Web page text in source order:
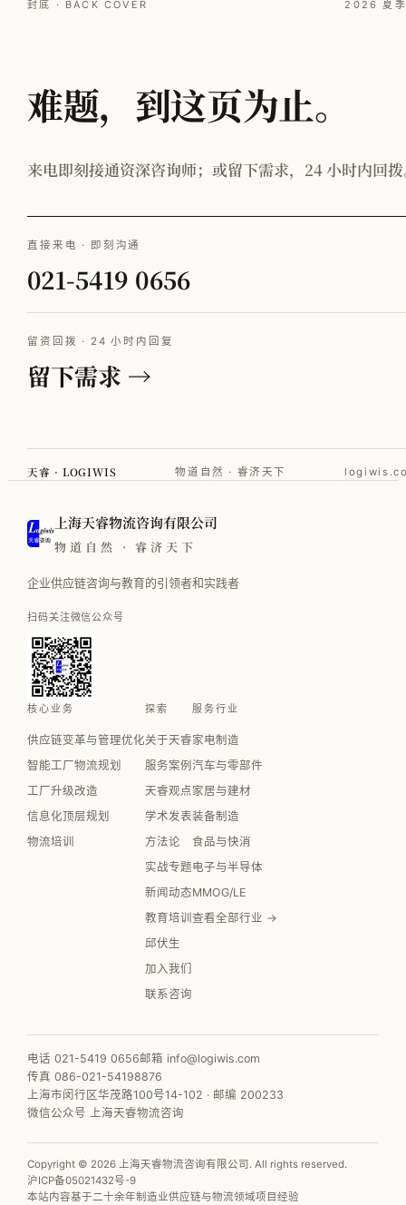
封底 · BACK COVER 2026 夏
难题，到这页为止。
来电即刻接通资深咨询师；或留下需求，24 小时内回
直接来电 · 即刻沟通
021-5419 0656
留资回拨 · 24 小时内回复
留下需求 →
天睿 · LOGIWIS 物道自然 · 睿济天下
上海天睿物流咨询有限公司
物道自然 · 睿济天下
企业供应链咨询与教育的引领者和实践者
扫码关注微信公众号
核心业务
供应链变革与管理优化
智能工厂物流规划
工厂升级改造
信息化顶层规划
物流培训
探索
关于天睿
服务案例
天睿观点
学术发表
方法论
实战专题
新闻动态
教育培训
邱伏生
加入我们
联系咨询
服务行业
家电制造
汽车与零部件
家居与建材
装备制造
食品与快消
电子与半导体
MMOG/LE
查看全部行业 →
电话 021-5419 0656邮箱 info@logiwis.com
传真 086-021-54198876
上海市闵行区华茂路100号14-102 · 邮编 200233
微信公众号 上海天睿物流咨询
Copyright © 2026 上海天睿物流咨询有限公司. All rights reserved.
沪ICP备05021432号-9
本站内容基于二十余年制造业供应链与物流领域项目经验